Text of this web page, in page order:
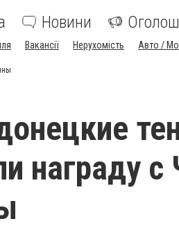
Новини
Вакансії Нерухомість Авто /
награду